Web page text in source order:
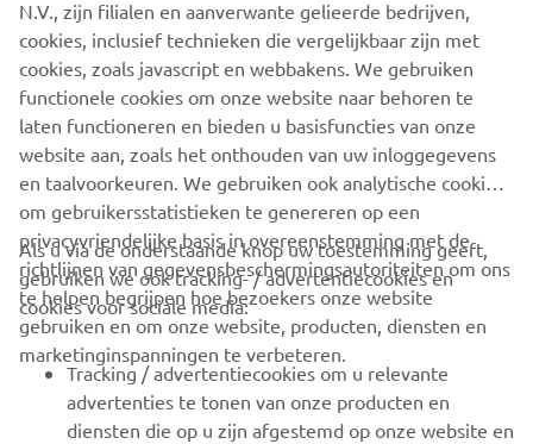
ONTDEK DE UMQ
CORPORATE
VOOR BEDRIJVEN
MEER YAMAHA
cookies, inclusief technieken die vergelijkbaar zijn met
cookies, zoals javascript en webbakens. We gebruiken
functionele cookies om onze website naar behoren te
laten functioneren en bieden u basisfuncties van onze
website aan, zoals het onthouden van uw inloggegevens
en taalvoorkeuren. We gebruiken ook analytische cookies
om gebruikersstatistieken te genereren op een
privacyvriendelijke basis in overeenstemming met de
richtlijnen van gegevensbeschermingsautoriteiten om ons
te helpen begrijpen hoe bezoekers onze website
gebruiken en om onze website, producten, diensten en
marketinginspanningen te verbeteren.
Als u via de onderstaande knop uw toestemming geeft,
gebruiken we ook tracking- / advertentiecookies en
cookies voor sociale media:
Tracking / advertentiecookies om u relevante
advertenties te tonen van onze producten en
diensten die op u zijn afgestemd op onze website en
op websites van derden, waaronder sociale